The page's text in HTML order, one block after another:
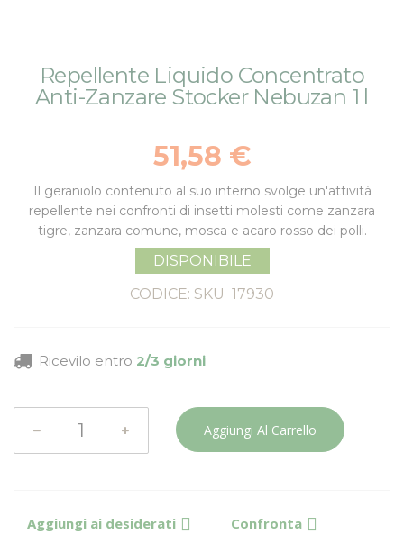
fine
all'inizio
della
Repellente Liquido Concentrato
Anti-Zanzare Stocker Nebuzan 1 l
51,58 €
Il geraniolo contenuto al suo interno svolge un'attività
repellente nei confronti di insetti molesti come zanzara
tigre, zanzara comune, mosca e acaro rosso dei polli.
DISPONIBILE
CODICE: SKU 17930
Ricevilo entro 2/3 giorni
Aggiungi Al Carrello
Aggiungi ai desiderati Confronta